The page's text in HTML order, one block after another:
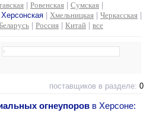
Ровенская Сумская
Херсонская Хмельницкая Черкасская
Россия Китай все
поставщиков в разделе: 0
огнеупоров в Херсоне: